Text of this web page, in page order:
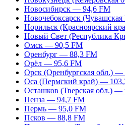
Новосибирск — 94,6 FM
Новочебоксарск
Норильск (Красноярский
Новый Свет (Республика
Омск — 90,5 FM
Оренбург — 88,3 FM
Орёл — 95,6 FM
Орск (Оренбургская обл.) —
Оса (Пермский край) —
Осташков (Тверская обл.) —
Пенза — 94,7 FM
Пермь — 95,0 FM
Псков — 88,8 FM